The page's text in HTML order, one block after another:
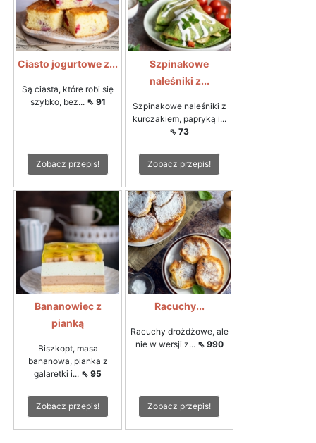
Ciasto jogurtowe z...
Są ciasta, które robi się
szybko, bez... ⇖ 91
Zobacz przepis!
Szpinakowe
naleśniki z...
Szpinakowe naleśniki z
kurczakiem, papryką i...
⇖ 73
Zobacz przepis!
Bananowiec z
pianką
Biszkopt, masa
bananowa, pianka z
galaretki i... ⇖ 95
Zobacz przepis!
Racuchy...
Racuchy drożdżowe, ale
nie w wersji z... ⇖ 990
Zobacz przepis!